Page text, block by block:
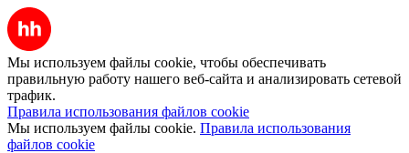
Мы используем файлы cookie, чтобы обеспечивать
правильную работу нашего веб-сайта и анализировать сетевой
трафик.
Правила использования файлов cookie
Мы используем файлы cookie. Правила использования
файлов cookie